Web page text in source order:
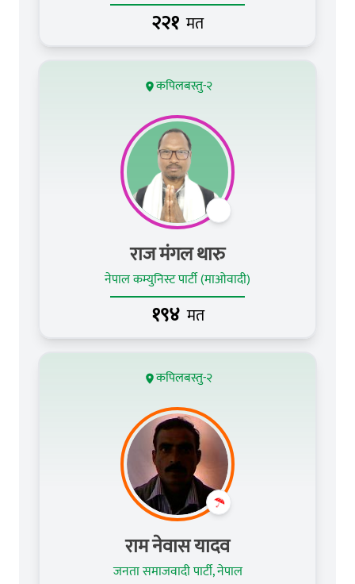
२२१ मत
कपिलबस्तु-२
राज मंगल थारु
नेपाल कम्युनिस्ट पार्टी (माओवादी)
१९४ मत
कपिलबस्तु-२
राम नेवास यादव
जनता समाजवादी पार्टी, नेपाल